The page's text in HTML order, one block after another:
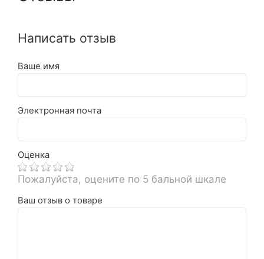
Написать отзыв
Ваше имя
Электронная почта
Оценка
Пожалуйста, оцените по 5 бальной шкале
Ваш отзыв о товаре